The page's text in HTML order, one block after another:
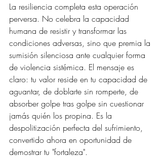
La resiliencia completa esta operación
perversa. No celebra la capacidad
humana de resistir y transformar las
condiciones adversas, sino que premia la
sumisión silenciosa ante cualquier forma
de violencia sistémica. El mensaje es
claro: tu valor reside en tu capacidad de
aguantar, de doblarte sin romperte, de
absorber golpe tras golpe sin cuestionar
jamás quién los propina. Es la
despolitización perfecta del sufrimiento,
convertido ahora en oportunidad de
demostrar tu "fortaleza".